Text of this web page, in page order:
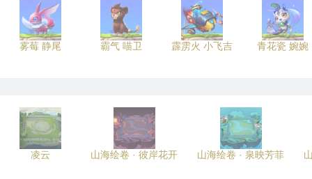
雾莓 静尾 霸气 喵卫 霹雳火 小飞吉 青花瓷 婉婉
凌云 山海绘卷 · 彼岸花开 山海绘卷 · 泉映芳菲